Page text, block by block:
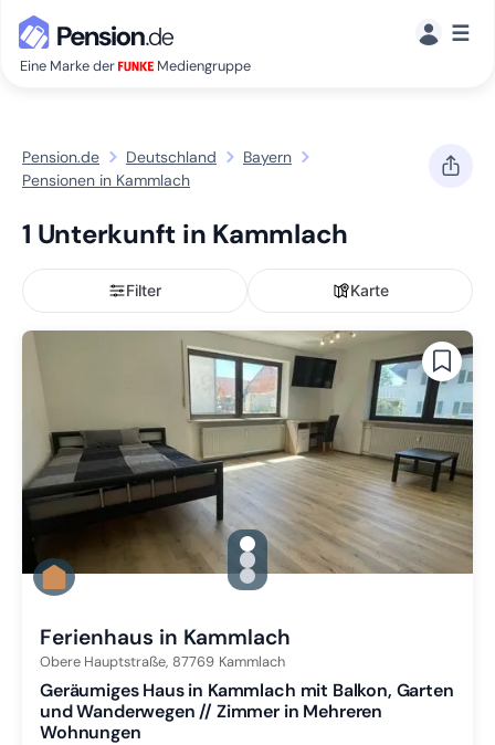
Eine Marke der Mediengruppe
☰
Pension.de Deutschland
Bayern
Pensionen in Kammlach
1 Unterkunft in Kammlach
Filter Karte
gallery.slide_selector
Zu Slide 1 wechseln
Zu Slide 2 wechseln
Zu Slide 3 wechseln
Ferienhaus in Kammlach
Obere Hauptstraße, 87769 Kammlach
Geräumiges Haus in Kammlach mit Balkon, Garten
und Wanderwegen // Zimmer in Mehreren
Wohnungen